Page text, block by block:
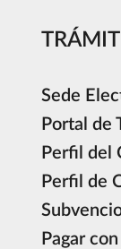
Sede
Portal de
Perfil del
Perfil de
Pagar